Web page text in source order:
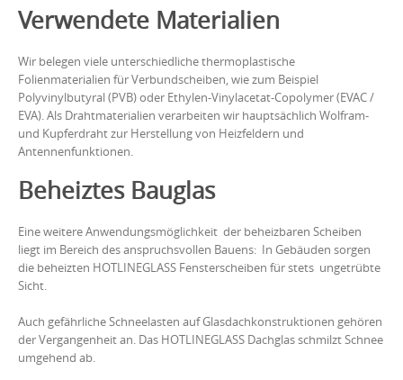
Verwendete Materialien
Wir belegen viele unterschiedliche thermoplastische
Folienmaterialien für Verbundscheiben, wie zum Beispiel
Polyvinylbutyral (PVB) oder Ethylen-Vinylacetat-Copolymer (EVAC /
EVA). Als Drahtmaterialien verarbeiten wir hauptsächlich Wolfram-
und Kupferdraht zur Herstellung von Heizfeldern und
Antennenfunktionen.
Beheiztes Bauglas
Eine weitere Anwendungsmöglichkeit der beheizbaren Scheiben
liegt im Bereich des anspruchsvollen Bauens: In Gebäuden sorgen
die beheizten HOTLINEGLASS Fensterscheiben für stets ungetrübte
Sicht.
Auch gefährliche Schneelasten auf Glasdachkonstruktionen gehören
der Vergangenheit an. Das HOTLINEGLASS Dachglas schmilzt Schnee
umgehend ab.